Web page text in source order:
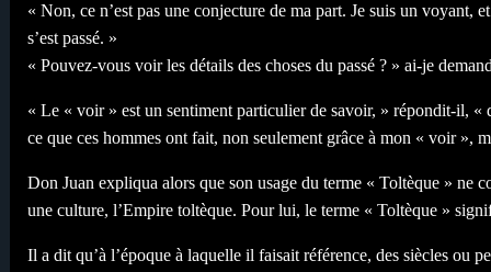
« Non, ce n’est pas une conjecture de ma part. Je suis un voyant,
s’est passé. »
« Pouvez-vous voir les détails des choses du passé ? » ai-je
« Le « voir » est un sentiment particulier de savoir, » répondit-il, «
ce que ces hommes ont fait, non seulement grâce à mon « voir »,
Don Juan expliqua alors que son usage du terme « Toltèque » ne
une culture, l’Empire toltèque. Pour lui, le terme « Toltèque »
Il a dit qu’à l’époque à laquelle il faisait référence, des siècles ou